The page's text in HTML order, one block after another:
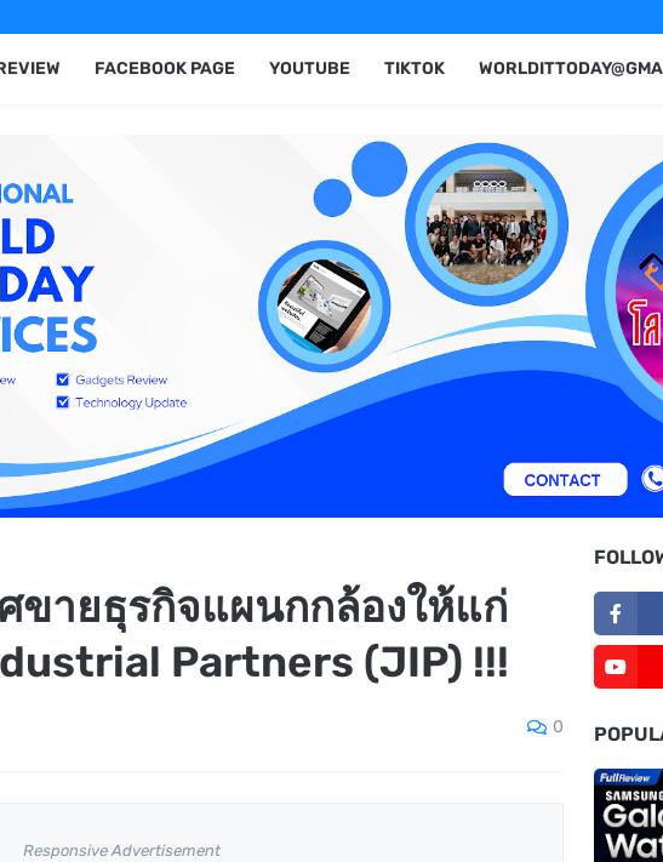
FACEBOOK PAGE YOUTUBE TIKTOK
ขายธุรกิจแผนกกล้องให้แก่
Partners (JIP) !!!
0
Responsive Advertisement